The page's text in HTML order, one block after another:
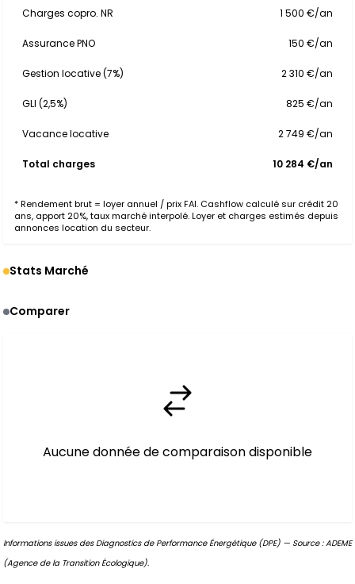
Charges copro. NR 1 500 €/an
Assurance PNO 150 €/an
Gestion locative (7%) 2 310 €/an
GLI (2,5%) 825 €/an
Vacance locative 2 749 €/an
Total charges 10 284 €/an
* Rendement brut = loyer annuel / prix FAI. Cashflow calculé sur crédit 20
ans, apport 20%, taux marché interpolé. Loyer et charges estimés depuis
annonces location du secteur.
Stats Marché
Comparer
Aucune donnée de comparaison disponible
Informations issues des Diagnostics de Performance Énergétique (DPE) — Source : ADEME
(Agence de la Transition Écologique).